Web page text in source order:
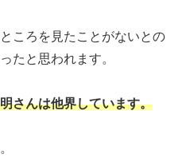
ころを見たことがないとの
たと思われます。
さんは他界しています。